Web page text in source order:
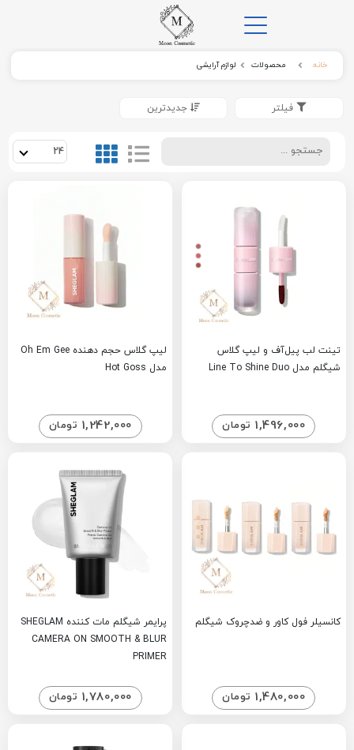
خانه محصولات لوازم آرایشی
جدیدترین
24
تینت لب پیل‌آف و لیپ گلاس
شیگلم مدل Line To Shine Duo
1,496,000 تومان
لیپ گلاس حجم دهنده Oh Em Gee
مدل Hot Goss
1,242,000 تومان
کانسیلر فول کاور و ضدچروک شیگلم
1,480,000 تومان
پرایمر شیگلم مات کننده SHEGLAM
CAMERA ON SMOOTH & BLUR
PRIMER
1,780,000 تومان